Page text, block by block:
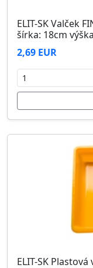
ELIT-SK Valček
šírka: 18cm
2,69 EUR
ELIT-SK